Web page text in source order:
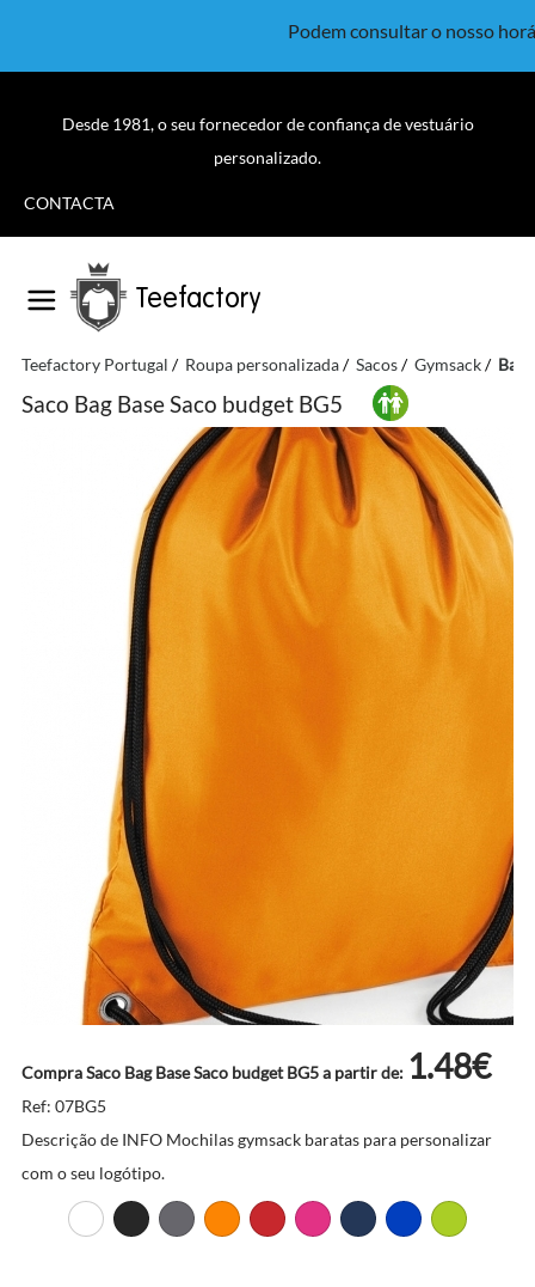
Podem consultar o nosso
Desde 1981, o seu fornecedor de confiança de vestuário
personalizado.
CONTACTA
Teefactory
Teefactory Portugal Roupa personalizada Sacos Gymsack Bag
Saco Bag Base Saco budget BG5
Compra Saco Bag Base Saco budget BG5 a partir de: 1.48€
Ref: 07BG5
Descrição de INFO Mochilas gymsack baratas para personalizar
com o seu logótipo.